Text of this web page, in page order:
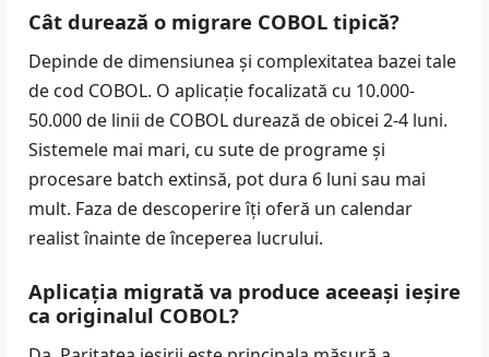
Cât durează o migrare COBOL tipică?
Depinde de dimensiunea și complexitatea bazei tale
de cod COBOL. O aplicație focalizată cu 10.000-
50.000 de linii de COBOL durează de obicei 2-4 luni.
Sistemele mai mari, cu sute de programe și
procesare batch extinsă, pot dura 6 luni sau mai
mult. Faza de descoperire îți oferă un calendar
realist înainte de începerea lucrului.
Aplicația migrată va produce aceeași ieșire
ca originalul COBOL?